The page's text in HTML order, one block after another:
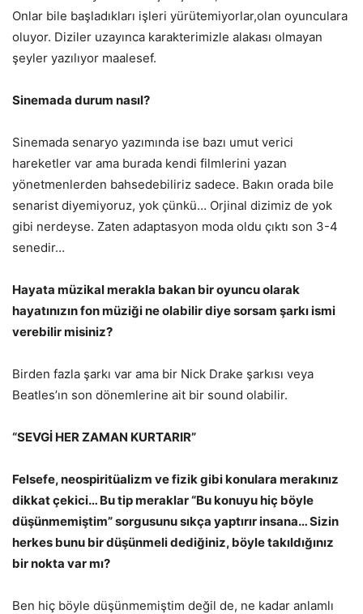
Onlar bile başladıkları işleri yürütemiyorlar,olan oyunculara
oluyor. Diziler uzayınca karakterimizle alakası olmayan
şeyler yazılıyor maalesef.
Sinemada durum nasıl?
Sinemada senaryo yazımında ise bazı umut verici
hareketler var ama burada kendi filmlerini yazan
yönetmenlerden bahsedebiliriz sadece. Bakın orada bile
senarist diyemiyoruz, yok çünkü… Orjinal dizimiz de yok
gibi nerdeyse. Zaten adaptasyon moda oldu çıktı son 3-4
senedir…
Hayata müzikal merakla bakan bir oyuncu olarak
hayatınızın fon müziği ne olabilir diye sorsam şarkı ismi
verebilir misiniz?
Birden fazla şarkı var ama bir Nick Drake şarkısı veya
Beatles’ın son dönemlerine ait bir sound olabilir.
“SEVGİ HER ZAMAN KURTARIR”
Felsefe, neospiritüalizm ve fizik gibi konulara merakınız
dikkat çekici… Bu tip meraklar “Bu konuyu hiç böyle
düşünmemiştim” sorgusunu sıkça yaptırır insana… Sizin
herkes bunu bir düşünmeli dediğiniz, böyle takıldığınız
bir nokta var mı?
Ben hiç böyle düşünmemiştim değil de, ne kadar anlamlı